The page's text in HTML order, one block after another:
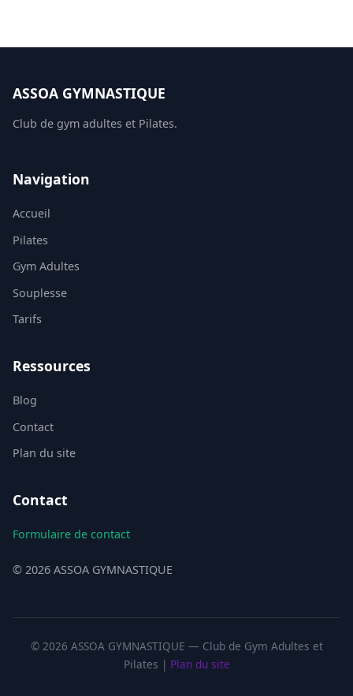
ASSOA GYMNASTIQUE
Club de gym adultes et Pilates.
Navigation
Accueil
Pilates
Gym Adultes
Souplesse
Tarifs
Ressources
Blog
Contact
Plan du site
Contact
Formulaire de contact
© 2026 ASSOA GYMNASTIQUE
© 2026 ASSOA GYMNASTIQUE — Club de Gym Adultes et
Pilates | Plan du site